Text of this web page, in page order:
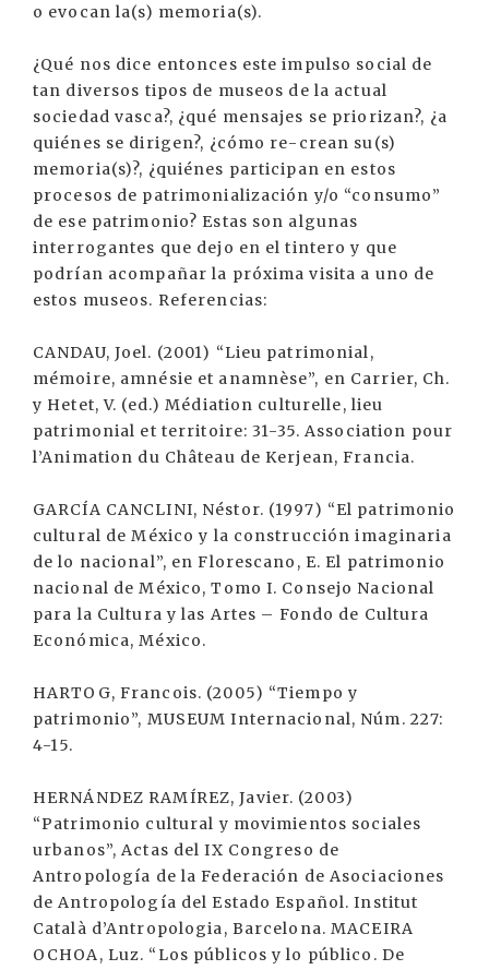
o evocan la(s) memoria(s).
¿Qué nos dice entonces este impulso social de
tan diversos tipos de museos de la actual
sociedad vasca?, ¿qué mensajes se priorizan?, ¿a
quiénes se dirigen?, ¿cómo re-crean su(s)
memoria(s)?, ¿quiénes participan en estos
procesos de patrimonialización y/o “consumo”
de ese patrimonio? Estas son algunas
interrogantes que dejo en el tintero y que
podrían acompañar la próxima visita a uno de
estos museos. Referencias:
CANDAU, Joel. (2001) “Lieu patrimonial,
mémoire, amnésie et anamnèse”, en Carrier, Ch.
y Hetet, V. (ed.) Médiation culturelle, lieu
patrimonial et territoire: 31-35. Association pour
l’Animation du Château de Kerjean, Francia.
GARCÍA CANCLINI, Néstor. (1997) “El patrimonio
cultural de México y la construcción imaginaria
de lo nacional”, en Florescano, E. El patrimonio
nacional de México, Tomo I. Consejo Nacional
para la Cultura y las Artes – Fondo de Cultura
Económica, México.
HARTOG, Francois. (2005) “Tiempo y
patrimonio”, MUSEUM Internacional, Núm. 227:
4-15.
HERNÁNDEZ RAMÍREZ, Javier. (2003)
“Patrimonio cultural y movimientos sociales
urbanos”, Actas del IX Congreso de
Antropología de la Federación de Asociaciones
de Antropología del Estado Español. Institut
Català d’Antropologia, Barcelona. MACEIRA
OCHOA, Luz. “Los públicos y lo público. De